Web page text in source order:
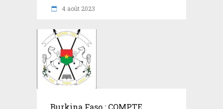
4 août 2023
Burkina Faso : COMPTE